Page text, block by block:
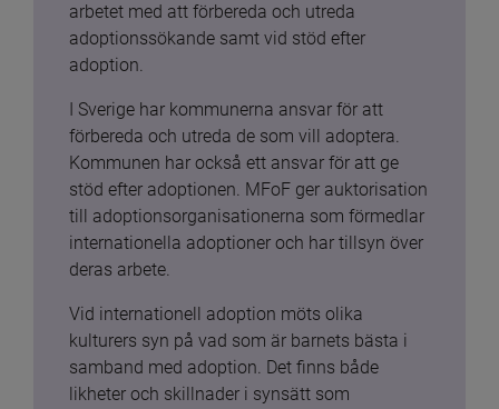
arbetet med att förbereda och utreda
adoptionssökande samt vid stöd efter
adoption.
I Sverige har kommunerna ansvar för att
förbereda och utreda de som vill adoptera.
Kommunen har också ett ansvar för att ge
stöd efter adoptionen. MFoF ger auktorisation
till adoptionsorganisationerna som förmedlar
internationella adoptioner och har tillsyn över
deras arbete.
Vid internationell adoption möts olika
kulturers syn på vad som är barnets bästa i
samband med adoption. Det finns både
likheter och skillnader i synsätt som